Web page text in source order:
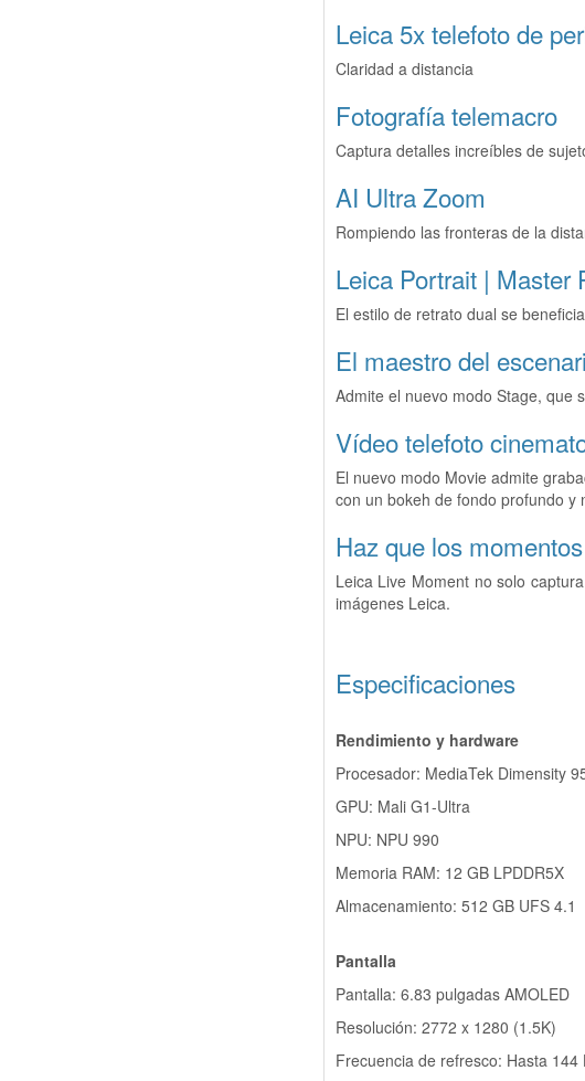
Leica 5x telefoto de
Claridad a distancia
Fotografía telemacro
Captura detalles increíbles de
AI Ultra Zoom
Rompiendo las fronteras de la
Leica Portrait | Master
El estilo de retrato dual se
El maestro del
Admite el nuevo modo Stage, que
Vídeo telefoto
El nuevo modo Movie admite
con un bokeh de fondo profundo y
Haz que los
Leica Live Moment no solo
imágenes Leica.
Especificaciones
Rendimiento y hardware
Procesador: MediaTek Dimensity
GPU: Mali G1-Ultra
NPU: NPU 990
Memoria RAM: 12 GB LPDDR5X
Almacenamiento: 512 GB UFS 4.1
Pantalla
Pantalla: 6.83 pulgadas AMOLED
Resolución: 2772 x 1280 (1.5K)
Frecuencia de refresco: Hasta 144